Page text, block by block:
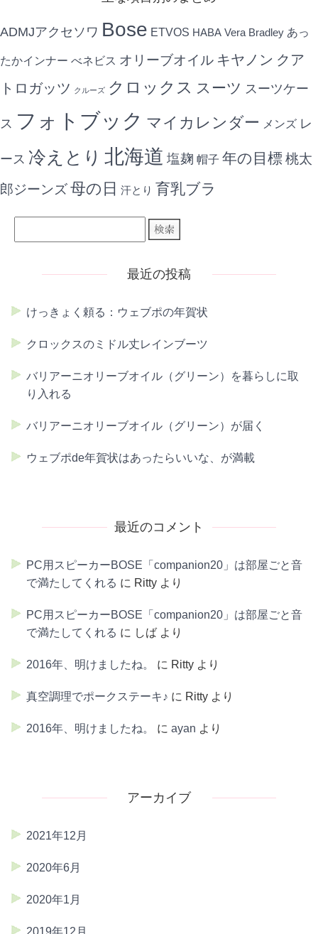
ADMJアクセソワ Bose ETVOS HABA Vera Bradley あっ
たかインナー べネビス オリーブオイル キヤノン クア
トロガッツ クルーズ クロックス スーツ スーツケー
ス フォトブック マイカレンダー メンズ レ
ース 冷えとり 北海道 塩麹 帽子 年の目標 桃太
郎ジーンズ母の日 汗とり 育乳ブラ
最近の投稿
けっきょく頼る：ウェブポの年賀状
クロックスのミドル丈レインブーツ
バリアーニオリーブオイル（グリーン）を暮らしに取
り入れる
バリアーニオリーブオイル（グリーン）が届く
ウェブポde年賀状はあったらいいな、が満載
最近のコメント
PC用スピーカーBOSE「companion20」は部屋ごと音
で満たしてくれる に Ritty より
PC用スピーカーBOSE「companion20」は部屋ごと音
で満たしてくれる に しば より
2016年、明けましたね。 に Ritty より
真空調理でポークステーキ♪ に Ritty より
2016年、明けましたね。 に ayan より
アーカイブ
2021年12月
2020年6月
2020年1月